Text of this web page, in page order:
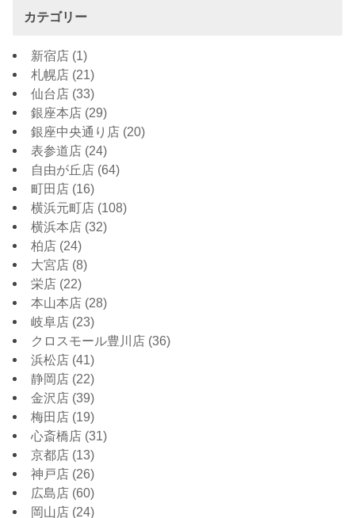
カテゴリー
新宿店 (1)
札幌店 (21)
仙台店 (33)
銀座本店 (29)
銀座中央通り店 (20)
表参道店 (24)
自由が丘店 (64)
町田店 (16)
横浜元町店 (108)
横浜本店 (32)
柏店 (24)
大宮店 (8)
栄店 (22)
本山本店 (28)
岐阜店 (23)
クロスモール豊川店 (36)
浜松店 (41)
静岡店 (22)
金沢店 (39)
梅田店 (19)
心斎橋店 (31)
京都店 (13)
神戸店 (26)
広島店 (60)
岡山店 (24)